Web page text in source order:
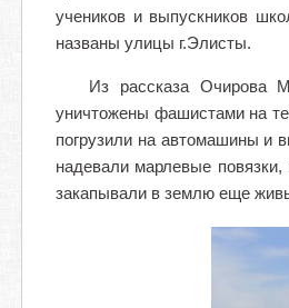
учеников и выпускников
названы улицы г.Элисты.
Из рассказа Очирова
уничтожены фашистами на
погрузили на автомашины и
надевали марлевые
закапывали в землю еще